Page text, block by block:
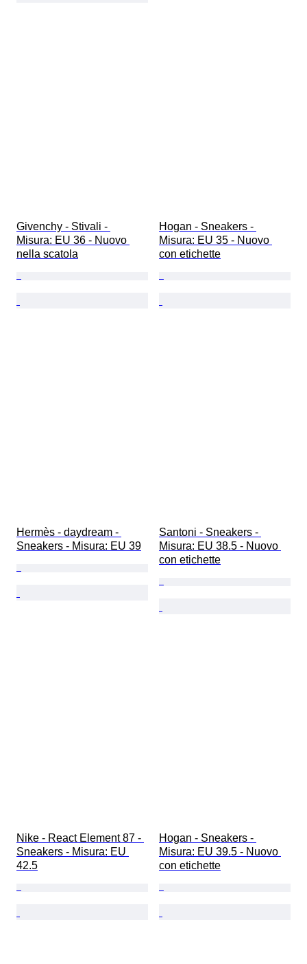
Givenchy - Stivali -
Misura: EU 36 - Nuovo
nella scatola
Hogan - Sneakers -
Misura: EU 35 - Nuovo
con etichette
Hermès - daydream -
Sneakers - Misura: EU 39
Santoni - Sneakers -
Misura: EU 38.5 - Nuovo
con etichette
Nike - React Element 87 -
Sneakers - Misura: EU
42.5
Hogan - Sneakers -
Misura: EU 39.5 - Nuovo
con etichette